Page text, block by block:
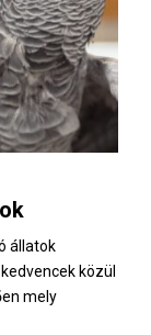
állatok
közül
mely